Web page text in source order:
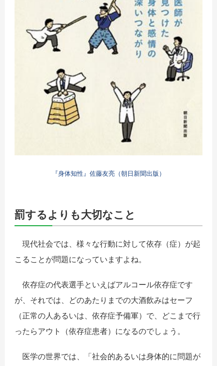
『身体知性』佐藤友亮（朝日新聞出版）
罰するよりも大切なこと
現代社会では、様々な行動に対して依存（症）が起
こることが問題になっていますよね。
依存症の代表選手といえばアルコール依存症です
が、それでは、どのあたりまでの大酒飲みはセーフ
（正常の人あるいは、依存症予備軍）で、どこまで行
ったらアウト（依存症患者）になるのでしょう。
医学の世界では、「社会的あるいは身体的に問題が